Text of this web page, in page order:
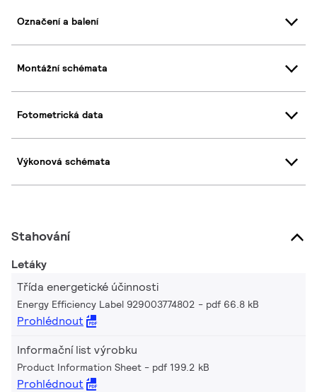
Označení a balení
Montážní schémata
Fotometrická data
Výkonová schémata
Stahování
Letáky
Třída energetické účinnosti
Energy Efficiency Label 929003774802 pdf 66.8 kB
Prohlédnout
Informační list výrobku
Product Information Sheet pdf 199.2 kB
Prohlédnout